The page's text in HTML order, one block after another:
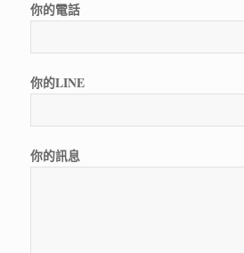
你的電話
你的LINE
你的訊息